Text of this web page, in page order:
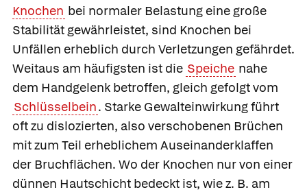
Knochen bei normaler Belastung eine große
Stabilität gewährleistet, sind Knochen bei
Unfällen erheblich durch Verletzungen gefährdet.
Weitaus am häufigsten ist die Speiche nahe
dem Handgelenk betroffen, gleich gefolgt vom
Schlüsselbein. Starke Gewalteinwirkung führt
oft zu dislozierten, also verschobenen Brüchen
mit zum Teil erheblichem Auseinanderklaffen
der Bruchflächen. Wo der Knochen nur von einer
dünnen Hautschicht bedeckt ist, wie z. B. am